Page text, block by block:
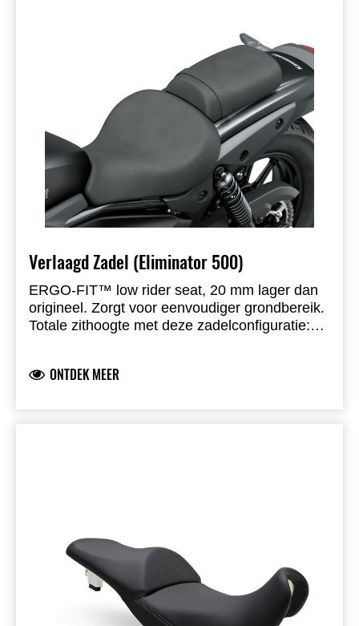
Verlaagd Zadel (Eliminator 500)
ERGO-FIT™ low rider seat, 20 mm lager dan
origineel. Zorgt voor eenvoudiger grondbereik.
Totale zithoogte met deze zadelconfiguratie:
ONTDEK MEER